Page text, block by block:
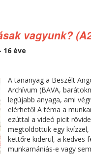
vagyunk?
éve
A tananyag a Beszélt
Archívum (BAVA,
legújabb anyaga, ami
elérhető! A téma a
ezúttal a videó picit
megtoldottuk egy kvízzel,
kettőre kiderül, a kedves
munkamániás-e vagy